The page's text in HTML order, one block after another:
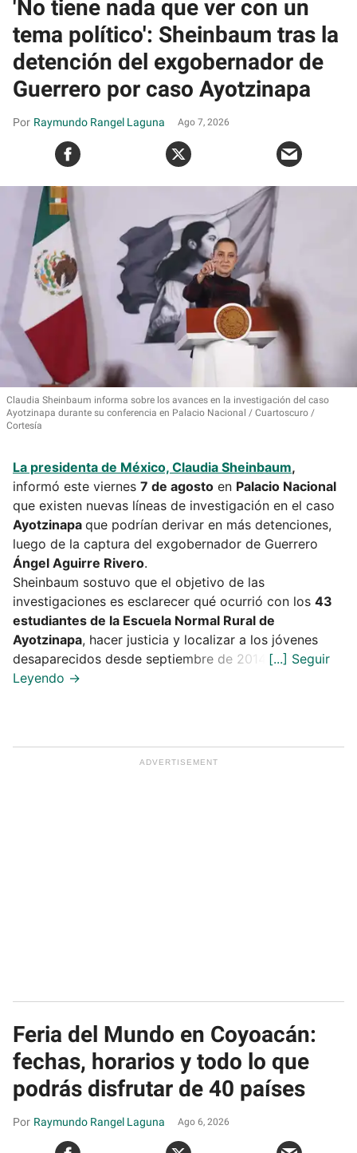
'No tiene nada que ver con un
tema político': Sheinbaum tras la
detención del exgobernador de
Guerrero por caso Ayotzinapa
Raymundo Rangel Laguna Ago 7, 2026
Claudia Sheinbaum informa sobre los avances en la investigación del caso
Ayotzinapa durante su conferencia en Palacio Nacional
Cuartoscuro /
Cortesía
La presidenta de México, Claudia Sheinbaum,
informó este viernes 7 de agosto en Palacio Nacional
que existen nuevas líneas de investigación en el caso
Ayotzinapa que podrían derivar en más detenciones,
luego de la captura del exgobernador de Guerrero
Ángel Aguirre Rivero.
Sheinbaum sostuvo que el objetivo de las
investigaciones es esclarecer qué ocurrió con los 43
estudiantes de la Escuela Normal Rural de
Ayotzinapa, hacer justicia y localizar a los jóvenes
desaparecidos desde septiembre de 2014.
Feria del Mundo en Coyoacán:
fechas, horarios y todo lo que
podrás disfrutar de 40 países
Raymundo Rangel Laguna Ago 6, 2026